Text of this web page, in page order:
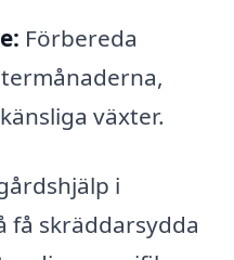
Förbereda
växter.
i
få skräddarsydda